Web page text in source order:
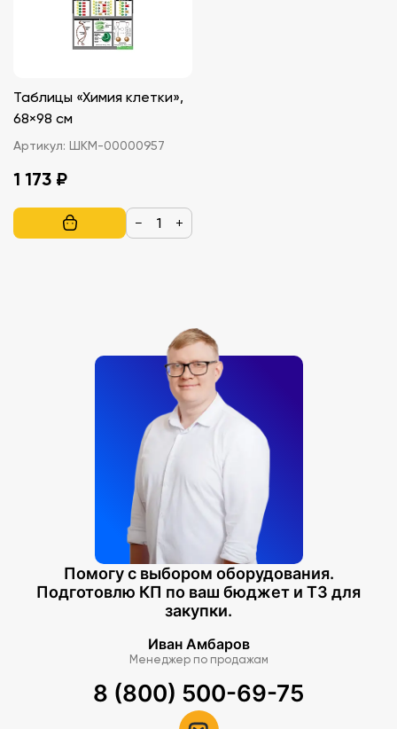
Таблицы «Химия клетки»,
68×98 см
Артикул: ШКМ-00000957
1 173 ₽
− +
Помогу с выбором оборудования.
Подготовлю КП по ваш бюджет и ТЗ для
закупки.
Иван Амбаров
Менеджер по продажам
8 (800) 500-69-75